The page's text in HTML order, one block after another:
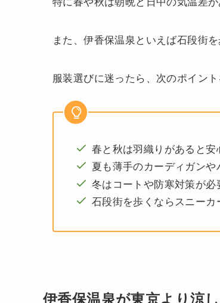
また、伊香保温泉といえば石段街
服装選びに迷ったら、次のポイン
春と秋は羽織りがあると安
夏も薄手のカーディガン
冬はコートや防寒対策が必
石段街を歩くならスニーカ
伊香保温泉が東京より涼